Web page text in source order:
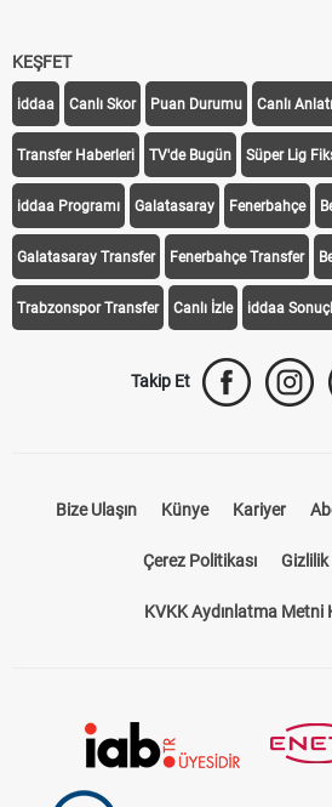
KEŞFET
iddaa Canlı Skor Puan Durumu Canlı
Transfer Haberleri TV'de Bugün Süper Lig
iddaa Programı Galatasaray Fenerbahçe
Galatasaray Transfer Fenerbahçe Transfer
Trabzonspor Transfer Canlı İzle iddaa
Takip Et
Bize Ulaşın Künye Kariyer
Çerez Politikası Gizlilik
KVKK Aydınlatma Metni